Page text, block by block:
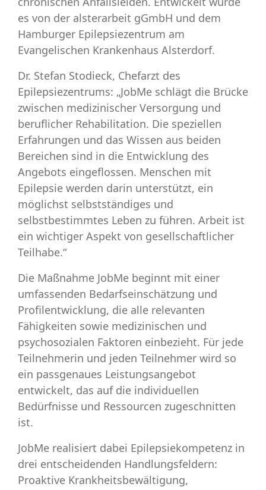
es von der alsterarbeit gGmbH und dem
Hamburger Epilepsiezentrum am
Evangelischen Krankenhaus Alsterdorf.
Dr. Stefan Stodieck, Chefarzt des
Epilepsiezentrums: „JobMe schlägt die Brücke
zwischen medizinischer Versorgung und
beruflicher Rehabilitation. Die speziellen
Erfahrungen und das Wissen aus beiden
Bereichen sind in die Entwicklung des
Angebots eingeflossen. Menschen mit
Epilepsie werden darin unterstützt, ein
möglichst selbstständiges und
selbstbestimmtes Leben zu führen. Arbeit ist
ein wichtiger Aspekt von gesellschaftlicher
Teilhabe.“
Die Maßnahme JobMebeginnt mit einer
umfassenden Bedarfseinschätzung und
Profilentwicklung, die alle relevanten
Fähigkeiten sowie medizinischen und
psychosozialen Faktoren einbezieht. Für jede
Teilnehmerin und jeden Teilnehmer wird so
ein passgenaues Leistungsangebot
entwickelt, das auf die individuellen
Bedürfnisse und Ressourcen zugeschnitten
ist.
JobMe realisiert dabei Epilepsiekompetenz in
drei entscheidenden Handlungsfeldern:
Proaktive Krankheitsbewältigung,